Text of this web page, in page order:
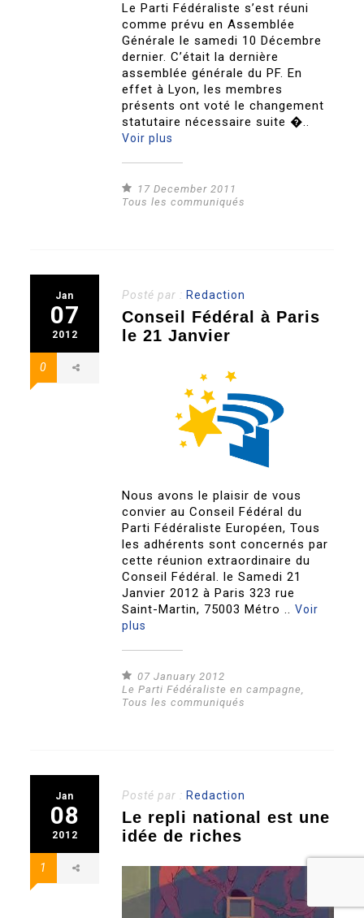
Le Parti Fédéraliste s’est réuni
comme prévu en Assemblée
Générale le samedi 10 Décembre
dernier. C’était la dernière
assemblée générale du PF. En
effet à Lyon, les membres
présents ont voté le changement
statutaire nécessaire suite �..
Voir plus
17 December 2011
Tous les communiqués
Jan
07
2012
0
Posté par : Redaction
Conseil Fédéral à Paris
le 21 Janvier
Nous avons le plaisir de vous
convier au Conseil Fédéral du
Parti Fédéraliste Européen, Tous
les adhérents sont concernés par
cette réunion extraordinaire du
Conseil Fédéral. le Samedi 21
Janvier 2012 à Paris 323 rue
Saint-Martin, 75003 Métro ..Voir
plus
07 January 2012
Le Parti Fédéraliste en campagne,
Tous les communiqués
Jan
08
2012
1
Posté par : Redaction
Le repli national est une
idée de riches